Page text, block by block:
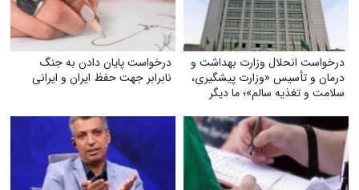
درخواست انحلال وزارت بهداشت و
درمان و تأسیس «وزارت پیشگیری،
سلامت و تغذیه سالم»؛ ما دیگر
باشیم!
درخواست پایان دادن به جنگ
نابرابر جهت حفظ ایران و ایرانی